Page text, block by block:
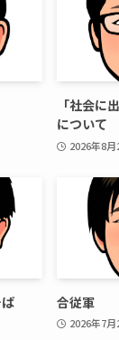
「社会に
について
2026年8月
合従軍
2026年7月